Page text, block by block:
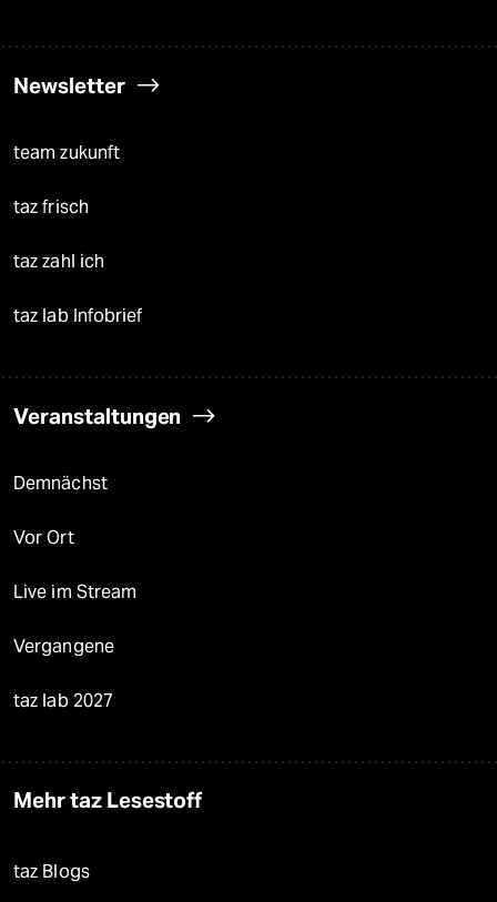
Newsletter
team zukunft
taz frisch
taz zahl ich
taz lab Infobrief
Veranstaltungen
Demnächst
Vor Ort
Live im Stream
Vergangene
taz lab 2027
Mehr taz Lesestoff
taz Blogs